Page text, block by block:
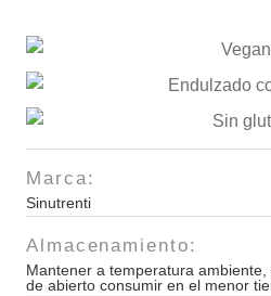
Vainilla
60gr
cantidad
Marca:
Sinutrenti
Almacenamiento:
Mantener a temperatura
de abierto consumir en el menor